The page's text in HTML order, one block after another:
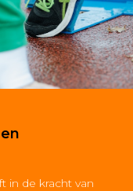
in de kracht van